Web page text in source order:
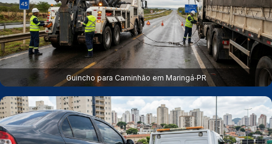
Guincho para Caminhão em Maringá‑PR